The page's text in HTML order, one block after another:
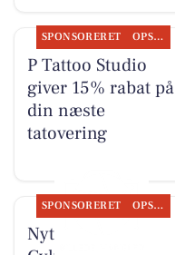
SPONSORERET OPSLAGSTAVLEN
P Tattoo Studio
giver 15% rabat på
din næste
tatovering
SPONSORERET OPSLAGSTAVLEN
Nyt fra